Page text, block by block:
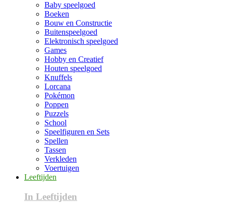
Baby speelgoed
Boeken
Bouw en Constructie
Buitenspeelgoed
Elektronisch speelgoed
Games
Hobby en Creatief
Houten speelgoed
Knuffels
Lorcana
Pokémon
Poppen
Puzzels
School
Speelfiguren en Sets
Spellen
Tassen
Verkleden
Voertuigen
Leeftijden
In Leeftijden